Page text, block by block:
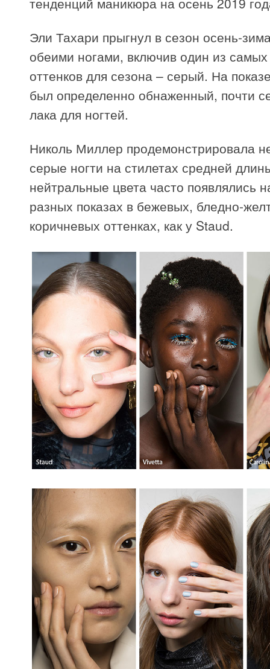
Эли Тахари прыгнул в сезон осень-
обеими ногами, включив один из
оттенков для сезона – серый. На
был определенно обнаженный, почти
лака для ногтей.
Николь Миллер продемонстрировала
серые ногти на стилетах средней
нейтральные цвета часто появлялись
разных показах в бежевых, бледно-
коричневых оттенках, как у Staud.